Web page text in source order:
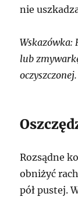
nie
Wskazówka:
lub
oczyszczonej.
Rozsądne
obniżyć
pół pustej.